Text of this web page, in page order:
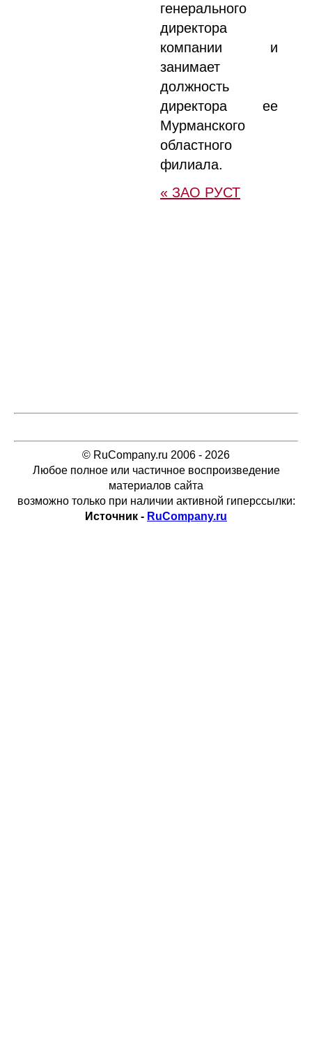
генерального
директора
компании и
занимает
должность
директора ее
Мурманского
областного
филиала.
« ЗАО РУСТ
© RuCompany.ru 2006 - 2026
Любое полное или частичное воспроизведение
материалов сайта
возможно только при наличии активной гиперссылки:
Источник - RuCompany.ru